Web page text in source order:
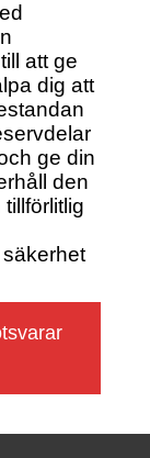
att ge
dig att
ge din
den